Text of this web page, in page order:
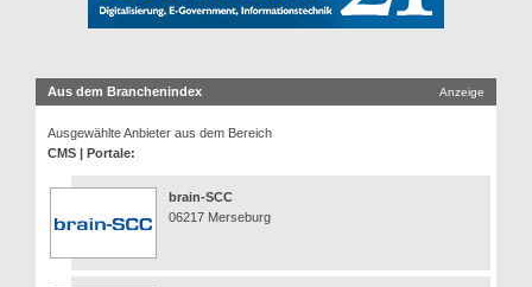
Aus dem Branchenindex Anzeige
Ausgewählte Anbieter aus dem Bereich
CMS | Portale:
brain-SCC
06217 Merseburg